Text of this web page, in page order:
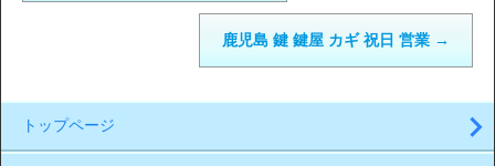
鹿児島 鍵 鍵屋 カギ 祝日 営業 →
トップページ